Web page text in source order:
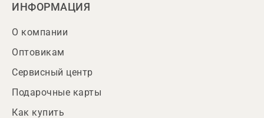
ИНФОРМАЦИЯ
О компании
Оптовикам
Сервисный центр
Подарочные карты
Как купить